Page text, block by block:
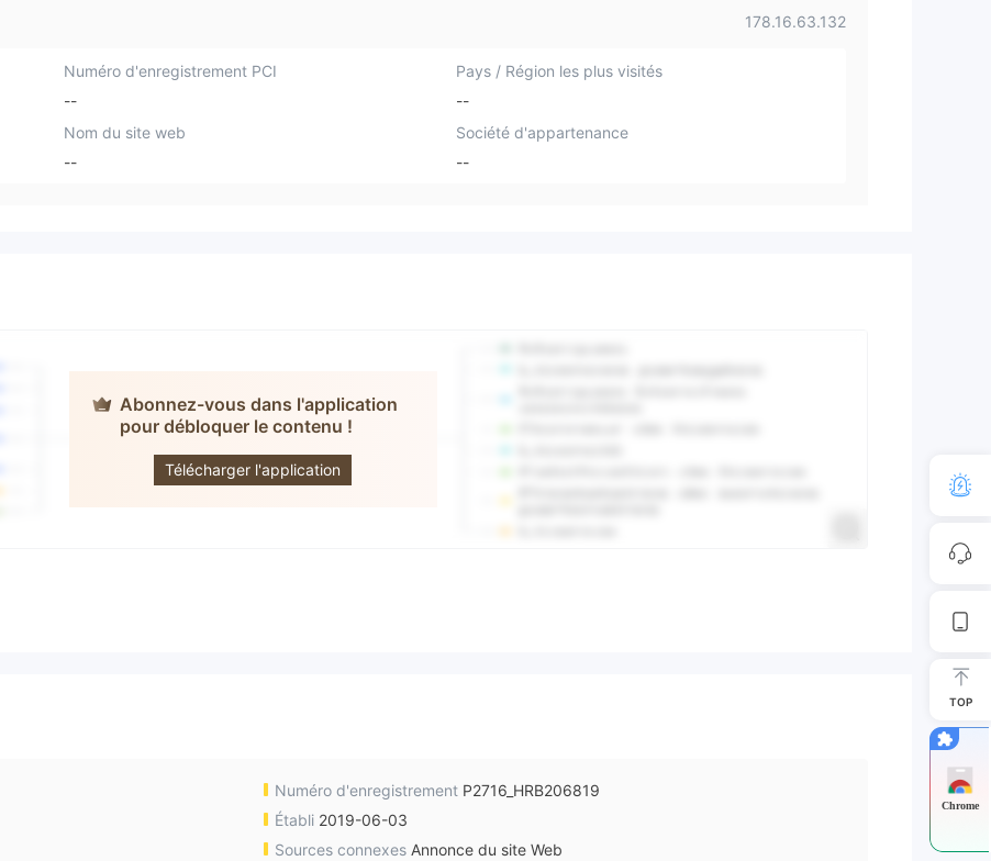
178.16.63.132
Numéro d'enregistrement PCI
--
Pays / Région les plus visités
--
Nom du site web
--
Société d'appartenance
--
Abonnez-vous dans l'application
pour débloquer le contenu !
Télécharger l'application
1st Commodity
GmbH
Numéro d'enregistrement P2716_HRB206819
Établi 2019-06-03
Sources connexes Annonce du site Web
TOP
Chrome